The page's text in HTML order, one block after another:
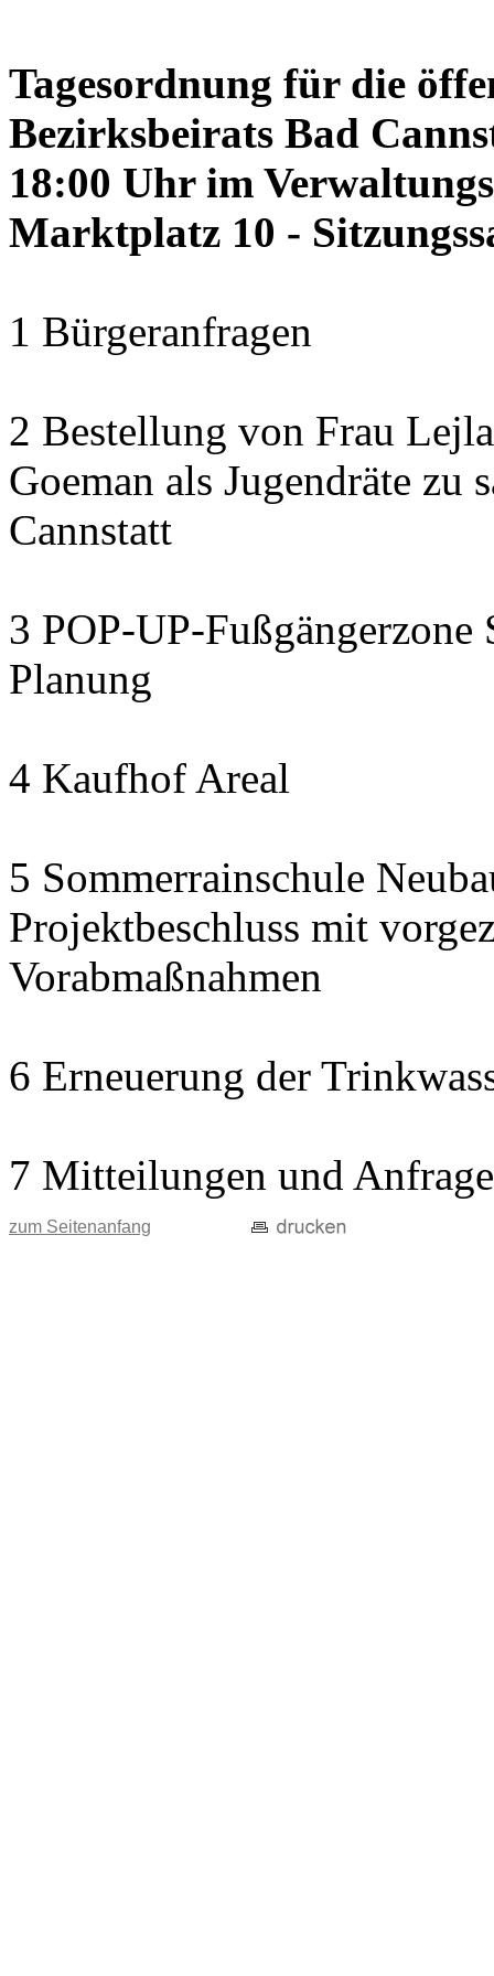
Tagesordnung für die
Bezirksbeirats Bad
18:00 Uhr im
Marktplatz 10 -
1 Bürgeranfragen
2 Bestellung von Frau
Goeman als Jugendräte
Cannstatt
3 POP-UP-Fußgängerzone
Planung
4 Kaufhof Areal
5 Sommerrainschule
Projektbeschluss mit
Vorabmaßnahmen
6 Erneuerung der
7 Mitteilungen und
zum Seitenanfang